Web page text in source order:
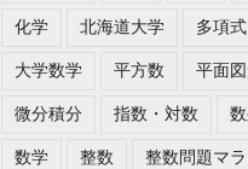
化学 北海道大学 多項式
大学数学 平方数 平面
微分積分 指数・対数
数学 整数 整数問題マ